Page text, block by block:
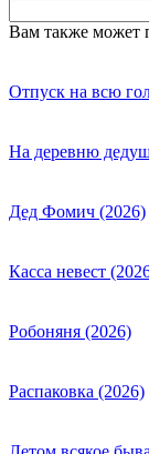
Вам также может
Отпуск на всю
На деревню
Дед Фомич (2026)
Касса невест
Робоняня (2026)
Распаковка (2026)